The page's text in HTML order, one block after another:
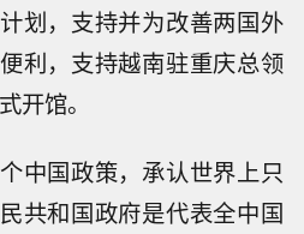
划，支持并为改善两国外
利，支持越南驻重庆总领
开馆。
中国政策，承认世界上只
共和国政府是代表全中国